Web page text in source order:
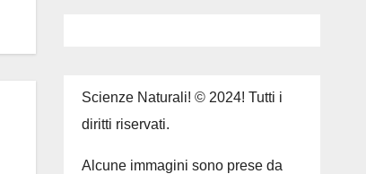
Scienze Naturali! © 2024! Tutti i
diritti riservati.
Alcune immagini sono prese da